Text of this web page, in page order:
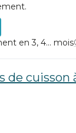
en 3, 4... mois
de cuisson